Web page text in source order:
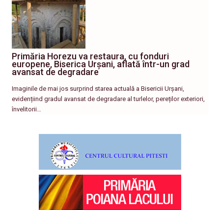
Primăria Horezu va restaura, cu fonduri
europene, Biserica Urșani, aflată într-un grad
avansat de degradare
Imaginile de mai jos surprind starea actuală a Bisericii Urșani,
evidențiind gradul avansat de degradare al turlelor, pereților exteriori,
învelitorii…